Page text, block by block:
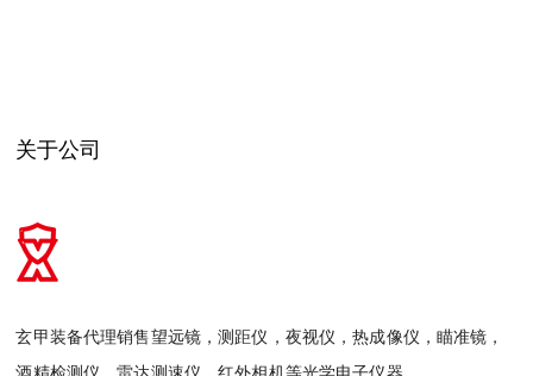
关于公司
玄甲装备代理销售望远镜，测距仪，夜视仪，热成像仪，瞄准镜，